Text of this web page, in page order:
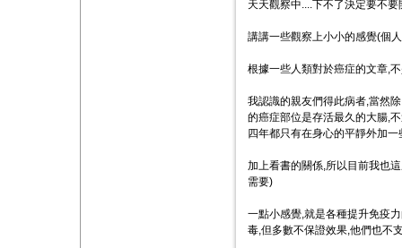
天天觀察中....下不了決定要不
講講一些觀察上小小的感覺(個
根據一些人類對於癌症的文章,
我認識的親友們得此病者,當然
的癌症部位是存活最久的大腸,
四年都只有在身心的平靜外加
加上看書的關係,所以目前我也
需要)
一點小感覺,就是各種提升免疫
毒,但多數不保證效果,他們也不